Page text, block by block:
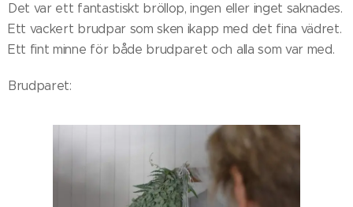
Det var ett fantastiskt bröllop, ingen eller inget saknades.
Ett vackert brudpar som sken ikapp med det fina vädret.
Ett fint minne för både brudparet och alla som var med.
Brudparet: